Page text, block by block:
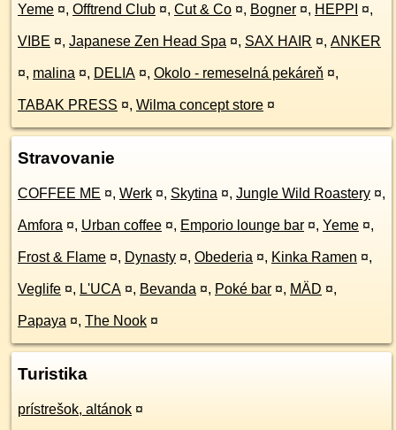
Yeme ¤, Offtrend Club ¤, Cut & Co ¤, Bogner ¤, HEPPI ¤,
VIBE ¤, Japanese Zen Head Spa ¤, SAX HAIR ¤, ANKER
¤, malina ¤, DELIA ¤, Okolo - remeselná pekáreň ¤,
TABAK PRESS ¤, Wilma concept store ¤
Stravovanie
COFFEE ME ¤, Werk ¤, Skytina ¤, Jungle Wild Roastery ¤,
Amfora ¤, Urban coffee ¤, Emporio lounge bar ¤, Yeme ¤,
Frost & Flame ¤, Dynasty ¤, Obederia ¤, Kinka Ramen ¤,
Veglife ¤, L'UCA ¤, Bevanda ¤, Poké bar ¤, MÄD ¤,
Papaya ¤, The Nook ¤
Turistika
prístrešok, altánok ¤